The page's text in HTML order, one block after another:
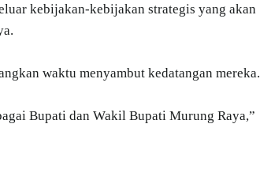
kebijakan-kebijakan strategis yang akan
waktu menyambut kedatangan mereka.
Bupati dan Wakil Bupati Murung Raya,”